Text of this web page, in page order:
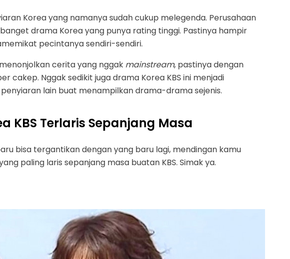
Korea yang namanya sudah cukup melegenda. Perusahaan
drama Korea yang punya rating tinggi. Pastinya hampir
pecintanya sendiri-sendiri.
cerita yang nggak mainstream, pastinya dengan
cakep. Nggak sedikit juga drama Korea KBS ini menjadi
lain buat menampilkan drama-drama sejenis.
KBS Terlaris Sepanjang Masa
bisa tergantikan dengan yang baru lagi, mendingan kamu
paling laris sepanjang masa buatan KBS. Simak ya.